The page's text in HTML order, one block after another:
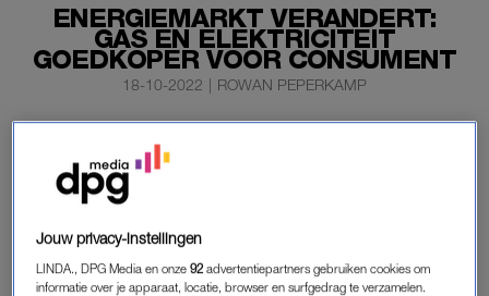
ENERGIEMARKT VERANDERT:
GAS EN ELEKTRICITEIT
GOEDKOPER VOOR CONSUMENT
18-10-2022 | ROWAN PEPERKAMP
elektriciteit maar stijgen en stijgen
ingezet. Energiegigant Eneco verlaagt de tarieven in
Kleinere energiemaatschappijen volgen dat voorbeeld, schrijft
hetAD.
Jouw privacy-instellingen
LINDA., DPG Media en onze92 advertentiepartners gebruiken cookies om
informatie over je apparaat, locatie, browser en surfgedrag te verzamelen.